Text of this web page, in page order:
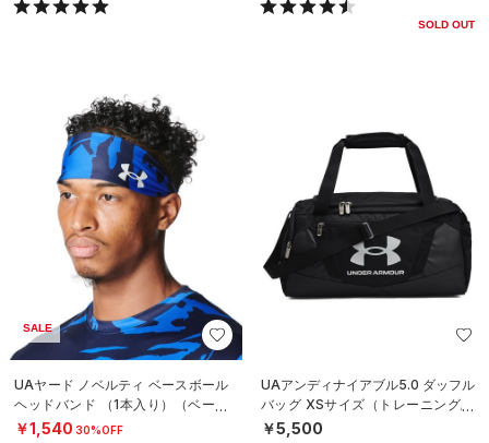
SOLD OUT
SALE
UAヤード ノベルティ ベースボール
ヘッドバンド （1本入り）（ベース
ボール/MEN）
￥1,540 30%OFF
UAアンディナイアブル5.0 ダッフル
バッグ XSサイズ（トレーニング/U
NISEX）
￥5,500